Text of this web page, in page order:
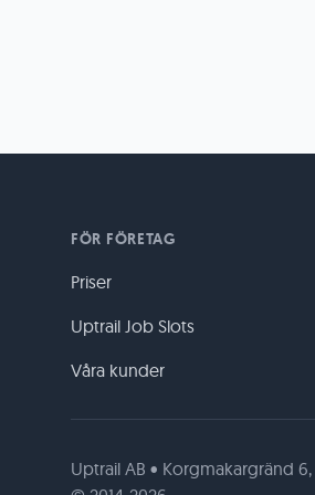
FÖR FÖRETAG
Priser
Uptrail Job Slots
Våra kunder
Uptrail AB • Korgmakargränd 6,